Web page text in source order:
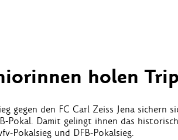
holen
gegen den FC Carl Zeiss Jena sichern
Pokal. Damit gelingt ihnen das
Pokalsieg und DFB-Pokalsieg.